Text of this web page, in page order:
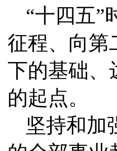
“十四五”
征程、向第
下的基础、
的起点。
坚持和加